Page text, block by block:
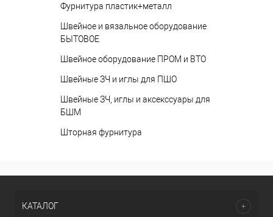
Фурнитура пластик+металл
Швейное и вязальное оборудование
БЫТОВОЕ
Швейное оборудование ПРОМ и ВТО
Швейные ЗЧ и иглы для ПШО
Швейные ЗЧ, иглы и аксекссуары для
БШМ
Шторная фурнитура
КАТАЛОГ